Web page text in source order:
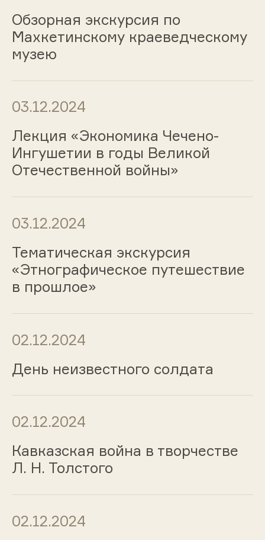
Обзорная экскурсия по
Махкетинскому краеведческому
музею
03.12.2024
Лекция «Экономика Чечено-
Ингушетии в годы Великой
Отечественной войны»
03.12.2024
Тематическая экскурсия
«Этнографическое путешествие
в прошлое»
02.12.2024
День неизвестного солдата
02.12.2024
Кавказская война в творчестве
Л. Н. Толстого
02.12.2024